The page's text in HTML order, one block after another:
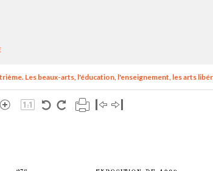
Les beaux-arts, l'éducation, l'enseignement, les arts